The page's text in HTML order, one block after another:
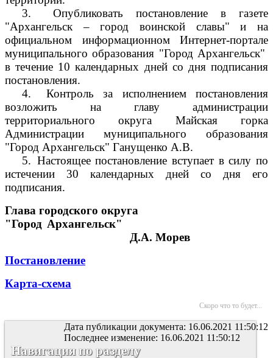
3.
Опубликовать постановление в газете
"Архангельск – город воинской славы" и на
официальном информационном Интернет-портале
муниципального образования "Город Архангельск"
в течение 10 календарных дней со дня подписания
постановления.
4.
Контроль за исполнением постановления
возложить на главу администрации
территориального округа Майская горка
Администрации муниципального образования
"Город Архангельск" Ганущенко А.В.
5. Настоящее постановление вступает в силу по
истечении 30 календарных дней со дня его
подписания.
Глава городского округа
"Город Архангельск"
Д.А. Морев
Постановление
Карта-схема
Скоро что то будет...
Дата публикации документа: 16.06.2021 11:50:12
Последнее изменение: 16.06.2021 11:50:12
Навигация по разделу